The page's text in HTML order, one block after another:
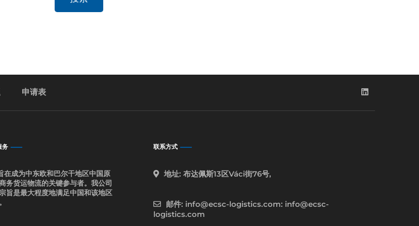
申请表
务
在成为中东欧和巴尔干地区中国原
务货运物流的关键参与者。我公司
旨是最大程度地满足中国和该地区
联系方式
地址: 布达佩斯13区Váci街76号,
邮件: info@ecsc-logistics.com: info@ecsc-
logistics.com